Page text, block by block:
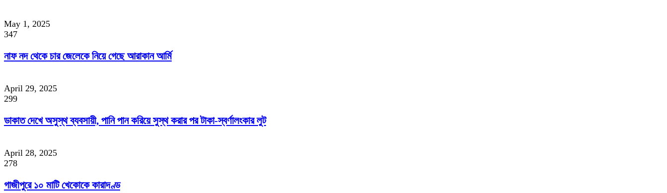
May 1, 2025
347
নাফ নদ থেকে চার জেলেকে নিয়ে গেছে আরাকান আর্মি
April 29, 2025
299
ডাকাত দেখে অসুস্থ ব্যবসায়ী, পানি পান করিয়ে সুস্থ করার পর টাকা-স্বর্ণালংকার লুট
April 28, 2025
278
গাজীপুরে ১০ মাটি খেকোকে কারাদণ্ড